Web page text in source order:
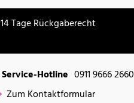
14 Tage Rückgaberecht
Service-Hotline 0911 9666 2660
Zum Kontaktformular